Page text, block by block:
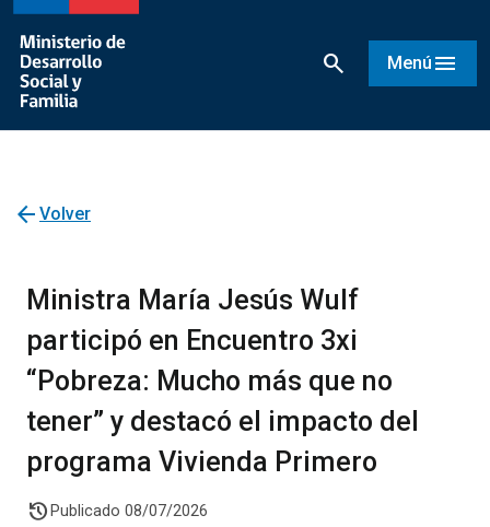
search Menú menu
arrow_back Volver
Ministra María Jesús Wulf
participó en Encuentro 3xi
“Pobreza: Mucho más que no
tener” y destacó el impacto del
programa Vivienda Primero
history Publicado 08/07/2026